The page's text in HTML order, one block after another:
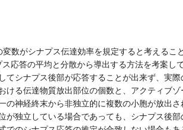
数がシナプス伝達効率を規定すると考える
応答の平均と分散から導出する方法を考案し
てシナプス後部が応答することが出来ず、実
ける伝達物質放出部位の個数と、アクティブ
の神経終末から非独立的に複数の小胞が放出
が独立している場合であっても、シナプス後